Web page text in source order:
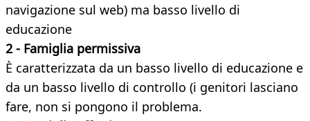
navigazione sul web) ma basso livello di
educazione
2 - Famiglia permissiva
È caratterizzata da un basso livello di educazione e
da un basso livello di controllo (i genitori lasciano
fare, non si pongono il problema.